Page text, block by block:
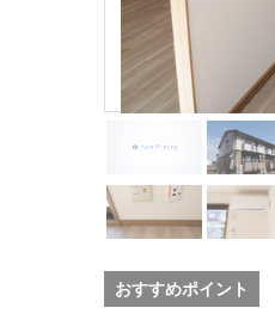
おすすめポイント